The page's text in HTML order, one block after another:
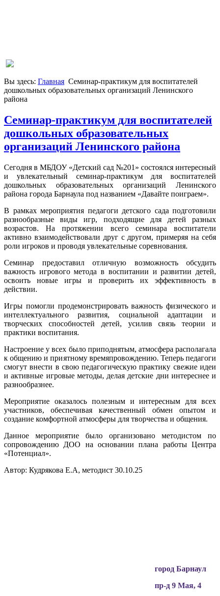
Вы здесь: Главная Семинар-практикум для воспитателей
дошкольных образовательных организаций Ленинского
района
Семинар-практикум для воспитателей
дошкольных образовательных
организаций Ленинского района
Сегодня в МБДОУ «Детский сад №201» состоялся интересный
и увлекательный семинар-практикум для воспитателей
дошкольных образовательных организаций Ленинского
района города Барнаула под названием «Давайте поиграем».
В рамках мероприятия педагоги детского сада подготовили
разнообразные виды игр, подходящие для детей разных
возрастов. На протяжении всего семинара воспитатели
активно взаимодействовали друг с другом, примеряя на себя
роли игроков и проводя увлекательные соревнования.
Семинар предоставил отличную возможность обсудить
важность игрового метода в воспитании и развитии детей,
освоить новые игры и проверить их эффективность в
действии.
Игры помогли продемонстрировать важность физического и
интеллектуального развития, социальной адаптации и
творческих способностей детей, усилив связь теории и
практики воспитания.
Настроение у всех было приподнятым, атмосфера располагала
к общению и приятному времяпровождению. Теперь педагоги
смогут внести в свою педагогическую практику свежие идеи
и активные игровые методы, делая детские дни интереснее и
разнообразнее.
Мероприятие оказалось полезным и интересным для всех
участников, обеспечивая качественный обмен опытом и
создание комфортной атмосферы для творчества и общения.
Данное мероприятие было организовано методистом по
сопровождению ДОО на основании плана работы Центра
«Потенциал».
Автор: Кудрякова Е.А, методист 30.10.25
город Барнаул
пр-д 9 Мая, 4